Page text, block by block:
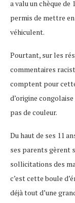
a valu un chèque de
permis de mettre
véhiculent.
Pourtant, sur les
commentaires
comptent pour
d’origine
pas de couleur.
Du haut de ses 11
ses parents gèrent
sollicitations des
c’est cette boule
déjà tout d’une